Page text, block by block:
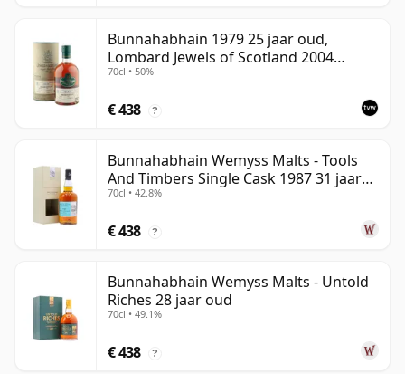
Bunnahabhain 1979 25 jaar oud,
Lombard Jewels of Scotland 2004
Bottling with Tube
70cl • 50%
€ 438 ?
Bunnahabhain Wemyss Malts - Tools
And Timbers Single Cask 1987 31 jaar
oud
70cl • 42.8%
€ 438 ?
Bunnahabhain Wemyss Malts - Untold
Riches 28 jaar oud
70cl • 49.1%
€ 438 ?